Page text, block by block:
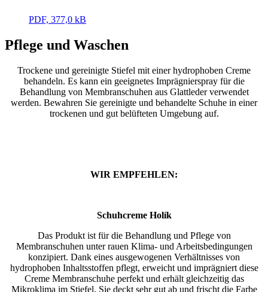
PDF, 377,0 kB
Pflege und Waschen
Trockene und gereinigte Stiefel mit einer hydrophoben Creme
behandeln. Es kann ein geeignetes Imprägnierspray für die
Behandlung von Membranschuhen aus Glattleder verwendet
werden. Bewahren Sie gereinigte und behandelte Schuhe in einer
trockenen und gut belüfteten Umgebung auf.
WIR EMPFEHLEN:
Schuhcreme Holík
Das Produkt ist für die Behandlung und Pflege von
Membranschuhen unter rauen Klima- und Arbeitsbedingungen
konzipiert. Dank eines ausgewogenen Verhältnisses von
hydrophoben Inhaltsstoffen pflegt, erweicht und imprägniert diese
Creme Membranschuhe perfekt und erhält gleichzeitig das
Mikroklima im Stiefel. Sie deckt sehr gut ab und frischt die Farbe